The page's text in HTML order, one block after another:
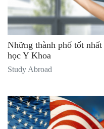
Những thành phố tốt
học Y Khoa
Study Abroad